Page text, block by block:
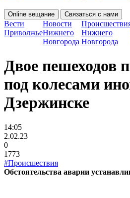
Online вещание Связаться с нами
Вести
Приволжье
Новости
Нижнего
Новгорода
Нижнего
Новгорода
Двое пешеходов
под колесами
Дзержинске
14:05
2.02.23
0
1773
#Происшествия
Обстоятельства аварии